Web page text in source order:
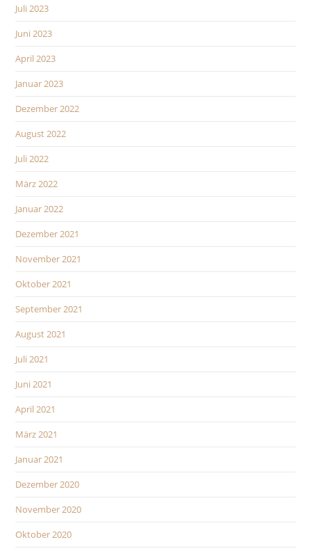
Juli 2023
Juni 2023
April 2023
Januar 2023
Dezember 2022
August 2022
Juli 2022
März 2022
Januar 2022
Dezember 2021
November 2021
Oktober 2021
September 2021
August 2021
Juli 2021
Juni 2021
April 2021
März 2021
Januar 2021
Dezember 2020
November 2020
Oktober 2020